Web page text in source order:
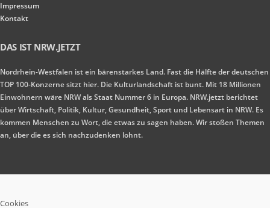
Impressum
Kontakt
DAS IST NRW.JETZT
Nordrhein-Westfalen ist ein bärenstarkes Land. Fast die Hälfte der deutschen
TOP 100-Konzerne sitzt hier. Die Kulturlandschaft ist bunt. Mit 18 Millionen
Einwohnern wäre NRW als Staat Nummer 6 in Europa. NRW.jetzt berichtet
über Wirtschaft, Politik, Kultur, Gesundheit, Sport und Lebensart in NRW. Es
kommen Menschen zu Wort, die etwas zu sagen haben. Wir stoßen Themen
an, über die es sich nachzudenken lohnt.
Cookies